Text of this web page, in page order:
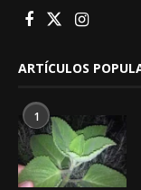
ARTÍCULOS
1